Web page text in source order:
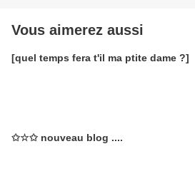
Vous aimerez aussi
[quel temps fera t'il ma ptite dame ?]
✩☆✩ nouveau blog ....